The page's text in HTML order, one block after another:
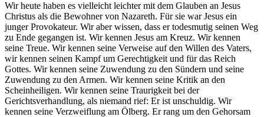
Wir heute haben es vielleicht leichter mit dem Glauben an Jesus
Christus als die Bewohner von Nazareth. Für sie war Jesus ein
junger Provokateur. Wir aber wissen, dass er todesmutig seinen Weg
zu Ende gegangen ist. Wir kennen Jesus am Kreuz. Wir kennen
seine Treue. Wir kennen seine Verweise auf den Willen des Vaters,
wir kennen seinen Kampf um Gerechtigkeit und für das Reich
Gottes. Wir kennen seine Zuwendung zu den Sündern und seine
Zuwendung zu den Armen. Wir kennen seine Kritik an den
Scheinheiligen. Wir kennen seine Traurigkeit bei der
Gerichtsverhandlung, als niemand rief: Er ist unschuldig. Wir
kennen seine Verzweiflung am Ölberg. Er rang um den Gehorsam